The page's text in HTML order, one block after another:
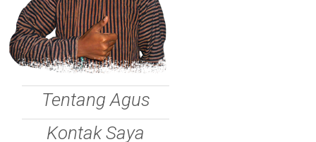
Tentang Agus
Kontak Saya